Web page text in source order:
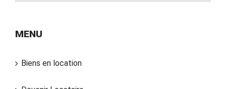
MENU
Biens en location